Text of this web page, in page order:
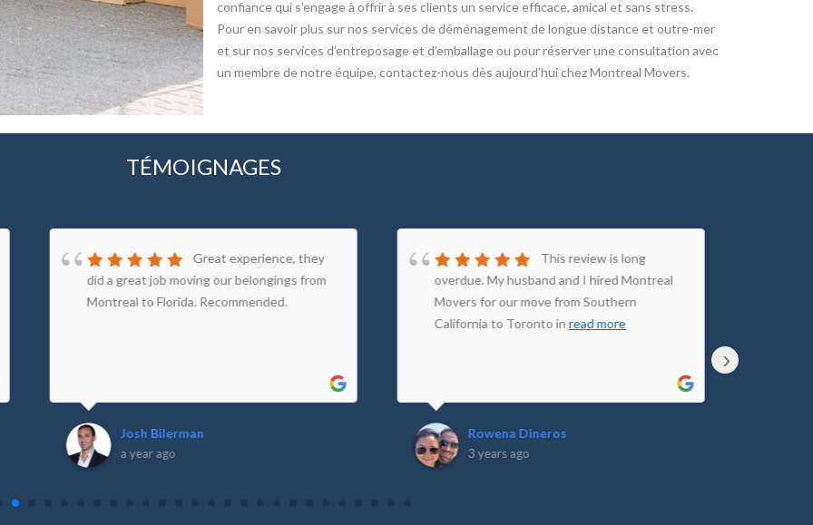
confiance qui s’engage à offrir à ses clients un service efficace, amical et sans stress.
Pour en savoir plus sur nos services de déménagement de longue distance et outre-mer
et sur nos services d’entreposage et d’emballage ou pour réserver une consultation avec
un membre de notre équipe, contactez-nous dès aujourd’hui chez Montreal Movers.
TÉMOIGNAGES
Great experience, they
did a great job moving our belongings from
Montreal to Florida. Recommended.
Josh Bilerman
a year ago
This review is long
overdue. My husband and I hired Montreal
Movers for our move from Southern
California to Toronto in read more
Rowena Dineros
3 years ago
›